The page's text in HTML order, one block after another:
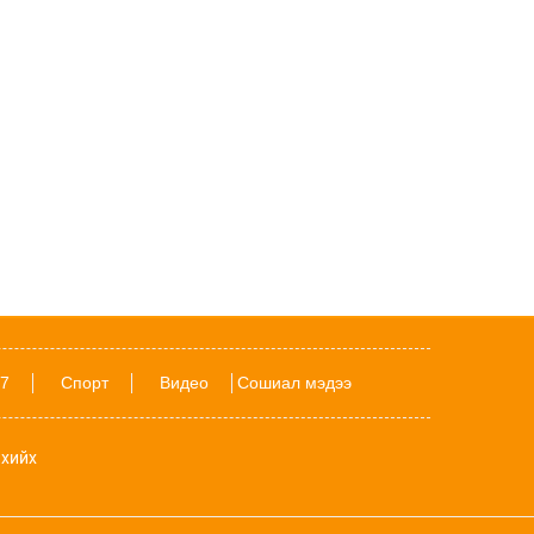
Дэлхий даяар шатахууны хомсдол
илүү хурцадмал байдал үүсээд байна
орнуудад бус, газрын тосны томоохон
Спорт Видео Сошиал мэдээ
хийх